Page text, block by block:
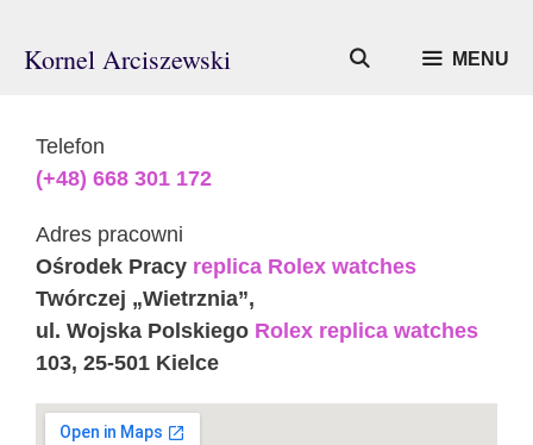
Kornel Arciszewski MENU
Telefon
(+48) 668 301 172
Adres pracowni
Ośrodek Pracy replica Rolex watches
Twórczej „Wietrznia”,
ul. Wojska Polskiego Rolex replica watches
103, 25-501 Kielce